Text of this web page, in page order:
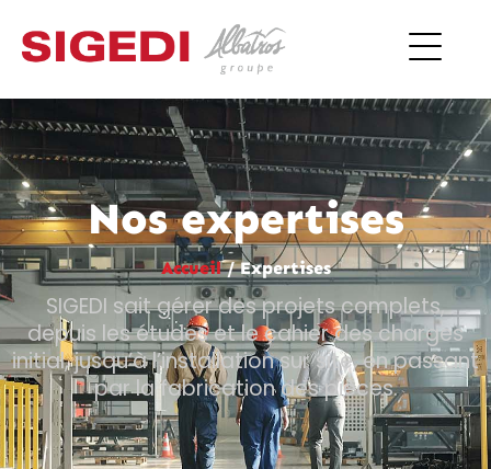
Nos expertises
Accueil/Expertises
SIGEDI sait gérer des projets complets,
depuis les études et le cahier des charges
initial, jusqu’à l’installation sur site, en passant
par la fabrication des pièces.